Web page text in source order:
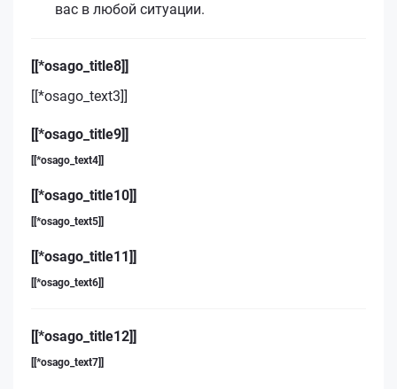
вас в любой ситуации.
[[*osago_title8]]
[[*osago_text3]]
[[*osago_title9]]
[[*osago_text4]]
[[*osago_title10]]
[[*osago_text5]]
[[*osago_title11]]
[[*osago_text6]]
[[*osago_title12]]
[[*osago_text7]]